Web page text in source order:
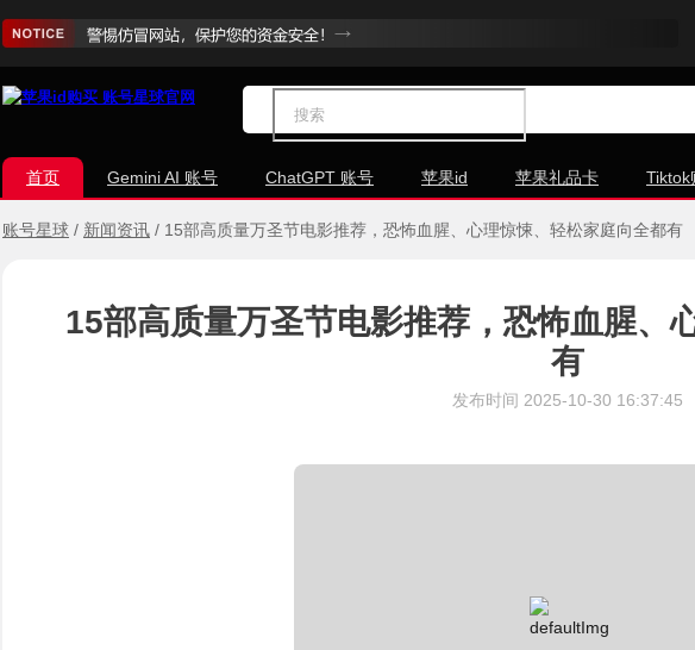
首页 Gemini AI 账号 ChatGPT 账号 苹果id 苹果礼品卡 Tiktok
账号星球 / 新闻资讯 / 15部高质量万圣节电影推荐，恐怖血腥、心理惊悚、轻松家庭向全都有
15部高质量万圣节电影推荐，恐怖血腥、
有
发布时间 2025-10-30 16:37:45